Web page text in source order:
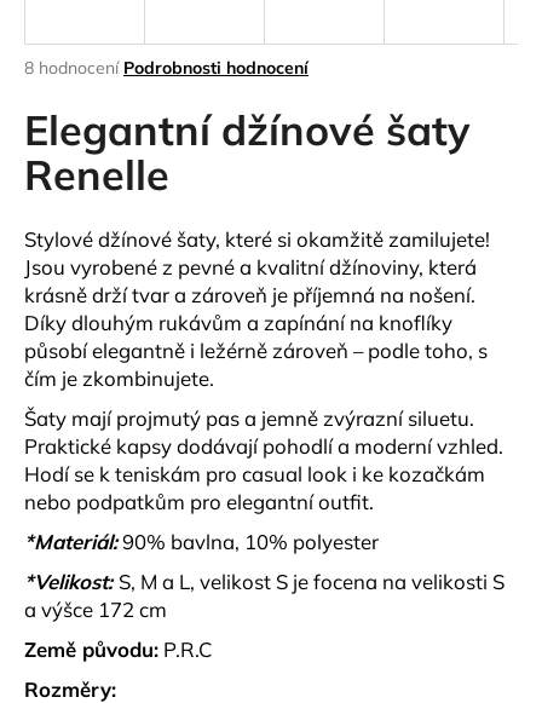
Průměrné
produktu
je
4,6
hvězdiček.
8 hodnocení Podrobnosti hodnocení
Elegantní džínové šaty
Renelle
Stylové džínové šaty, které si okamžitě zamilujete!
Jsou vyrobené z pevné a kvalitní džínoviny, která
krásně drží tvar a zároveň je příjemná na nošení.
Díky dlouhým rukávům a zapínání na knoflíky
působí elegantně i ležérně zároveň – podle toho, s
čím je zkombinujete.
Šaty mají projmutý pas a jemně zvýrazní siluetu.
Praktické kapsy dodávají pohodlí a moderní vzhled.
Hodí se k teniskám pro casual look i ke kozačkám
nebo podpatkům pro elegantní outfit.
*Materiál:90% bavlna, 10% polyester
*Velikost: S, M a L, velikost S je focena na velikosti S
a výšce 172 cm
Země původu: P.R.C
Rozměry:
j
t
?
HLEDAT
D
o
p
o
r
u
č
u
j
e
m
e